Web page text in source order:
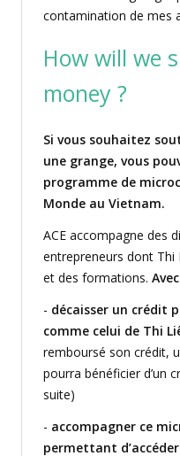
contamination de mes
How will we
money ?
Si vous souhaitez
une grange, vous
programme de
Monde au Vietnam.
ACE accompagne des
entrepreneurs dont Thi
et des formations.
- décaisser un crédit
comme celui de Thi
remboursé son crédit,
pourra bénéficier d’un
suite)
- accompagner ce
permettant